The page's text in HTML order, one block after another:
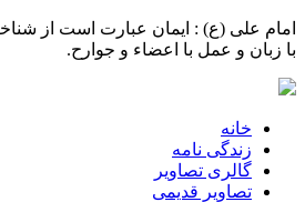
امام علی (ع) : ایمان عبارت است از
با زبان و عمل با اعضاء و جوارح.
خانه
زندگی نامه
گالری تصاویر
تصاویر قدیمی